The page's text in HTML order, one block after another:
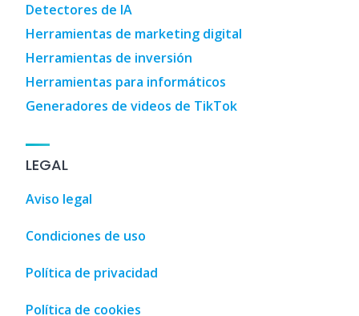
Detectores de IA
Herramientas de marketing digital
Herramientas de inversión
Herramientas para informáticos
Generadores de videos de TikTok
LEGAL
Aviso legal
Condiciones de uso
Política de privacidad
Política de cookies